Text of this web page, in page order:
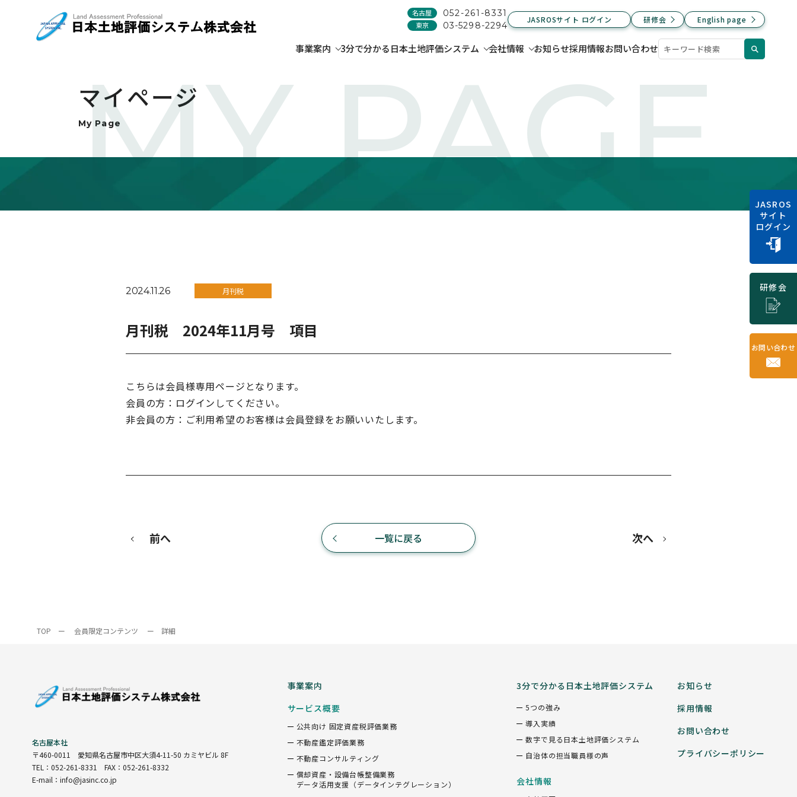
名古屋 052-261-8331
東京 03-5298-2294
JASROSサイト ログイン 研修会 English page
事業案内 3分で分かる日本土地評価システム 会社情報 お知らせ採用情報お問い合わせ
JASROS
サイト
ログイン
研修会
お問い合わせ
MY PAGE
マイページ
My Page
2024.11.26 月刊税
月刊税 2024年11月号 項目
こちらは会員様専用ページとなります。
会員の方：ログインしてください。
非会員の方：ご利用希望のお客様は会員登録をお願いいたします。
前へ 一覧に戻る 次へ
TOP ー 会員限定コンテンツ ー 詳細
名古屋本社
〒460-0011 愛知県名古屋市中区大須4-11-50 カミヤビル 8F
TEL：052-261-8331 FAX：052-261-8332
E-mail：info@jasinc.co.jp
事業案内
サービス概要
公共向け 固定資産税評価業務
不動産鑑定評価業務
不動産コンサルティング
償却資産・設備台帳整備業務
データ活用支援（データインテグレーション）
3分で分かる日本土地評価システム
5つの強み
導入実績
数字で見る日本土地評価システム
自治体の担当職員様の声
会社情報
お知らせ
採用情報
お問い合わせ
プライバシーポリシー